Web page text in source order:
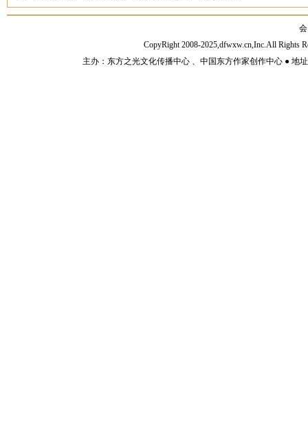
CopyRight 2008-2025,dfwxw.cn,Inc.All Rights
主办：东方之光文化传播中心 、中国东方作家创作中心 ● 地